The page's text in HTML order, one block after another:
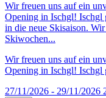
Wir freuen uns auf ein
Opening in Ischgl! Ischgl
in die neue Skisaison.
Skiwochen...
Wir freuen uns auf ein
Opening in Ischgl! Ischgl
27/11/2026 - 29/11/2026